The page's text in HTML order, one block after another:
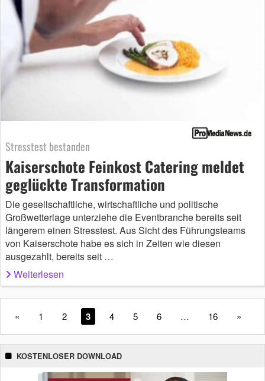
Stresstest bestanden
Kaiserschote Feinkost Catering meldet
geglückte Transformation
Die gesellschaftliche, wirtschaftliche und politische
Großwetterlage unterziehe die Eventbranche bereits seit
längerem einen Stresstest. Aus Sicht des Führungsteams
von Kaiserschote habe es sich in Zeiten wie diesen
ausgezahlt, bereits seit …
Weiterlesen
« 1 2 3 4 5 6 … 16 »
KOSTENLOSER DOWNLOAD